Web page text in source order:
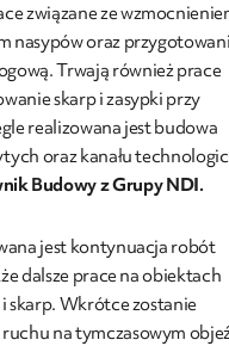
związane ze
nasypów oraz
Trwają również prace
skarp i zasypki przy
realizowana jest budowa
oraz kanału
Budowy z Grupy NDI.
jest kontynuacja robót
dalsze prace na obiektach
skarp. Wkrótce zostanie
na tymczasowym